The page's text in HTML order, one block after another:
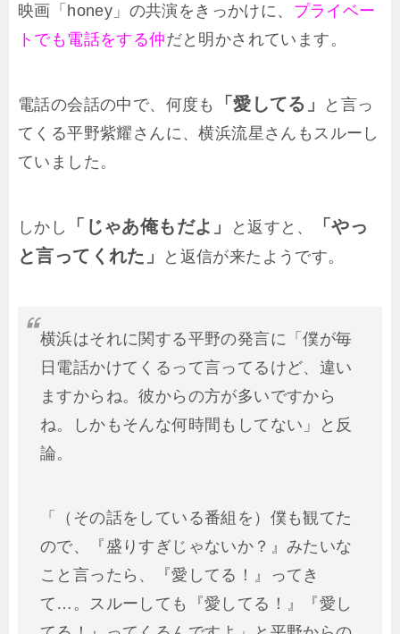
映画「honey」の共演をきっかけに、 プライベー
トでも電話をする仲だと明かされています。
電話の会話の中で、何度も 「愛してる」
と言っ
てくる平野紫耀さんに、横浜流星さんもスルーし
ていました。
しかし 「じゃあ俺もだよ」 と返すと、
「やっ
と言ってくれた」
と返信が来たようです。
横浜はそれに関する平野の発言に「僕が毎
日電話かけてくるって言ってるけど、違い
ますからね。彼からの方が多いですから
ね。しかもそんな何時間もしてない」と反
論。
「（その話をしている番組を）僕も観てた
ので、『盛りすぎじゃないか？』みたいな
こと言ったら、『愛してる！』ってき
て…。スルーしても『愛してる！』『愛し